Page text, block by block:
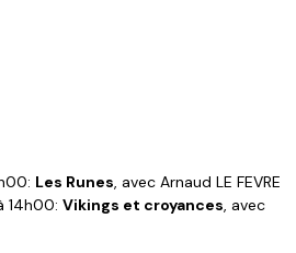
Les Runes , avec Arnaud LE FEVRE
14h00: Vikings et croyances , avec